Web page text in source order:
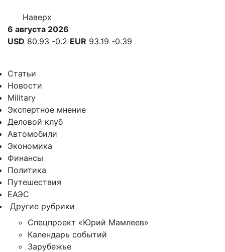
Наверх
6 августа 2026
USD 80.93 -0.2 EUR 93.19 -0.39
Статьи
Новости
Military
Экспертное мнение
Деловой клуб
Автомобили
Экономика
Финансы
Политика
Путешествия
ЕАЭС
Другие рубрики
Спецпроект «Юрий Мамлеев»
Календарь событий
Зарубежье